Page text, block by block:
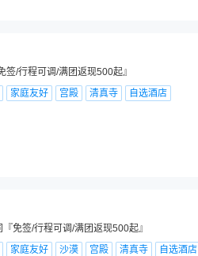
签/行程可调/满团返现500起』
家庭友好 宫殿 清真寺
自选酒店
免签/行程可调/满团返现500起』
家庭友好 沙漠 宫殿 清真寺 自选酒店